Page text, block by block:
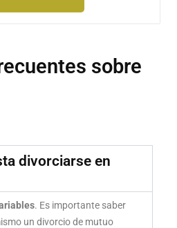
sobre
divorciarse en
. Es importante saber
un divorcio de mutuo